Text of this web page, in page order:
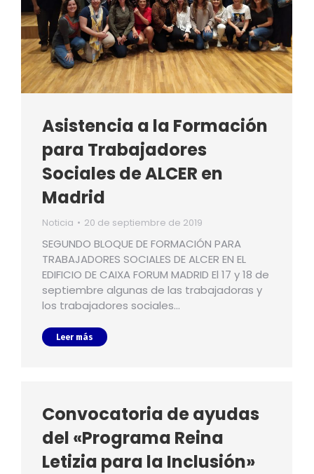
Asistencia a la Formación
para Trabajadores
Sociales de ALCER en
Madrid
Noticia 20 de septiembre de 2019
SEGUNDO BLOQUE DE FORMACIÓN PARA
TRABAJADORES SOCIALES DE ALCER EN EL
EDIFICIO DE CAIXA FORUM MADRID El 17 y 18 de
septiembre algunas de las trabajadoras y
los trabajadores sociales…
Leer más
Convocatoria de ayudas
del «Programa Reina
Letizia para la Inclusión»